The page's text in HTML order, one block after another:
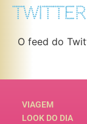
TWITTER
O feed do
VIAGEM
LOOK DO DIA